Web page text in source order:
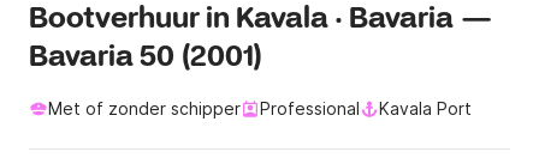
Bootverhuur in Kavala · Bavaria —
Bavaria 50 (2001)
Met of zonder schipper Professional Kavala Port